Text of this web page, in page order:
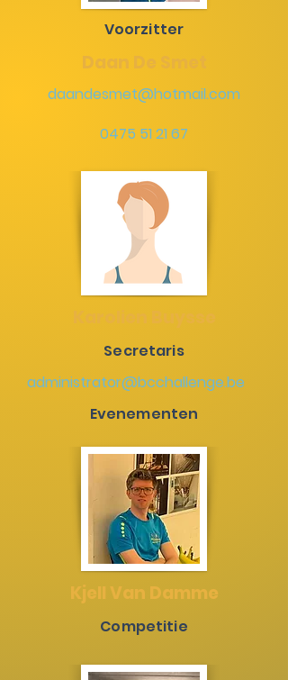
Voorzitter
Daan De Smet
daandesmet@hotmail.com
0475 51 21 67
Secretaris
administrator@bcchallenge.be
Evenementen
Kjell Van Damme
Competitie